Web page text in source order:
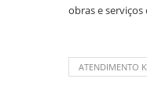
obras e
ATENDIMENTO